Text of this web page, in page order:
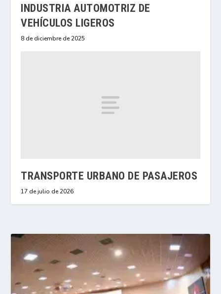
INDUSTRIA AUTOMOTRIZ DE
VEHÍCULOS LIGEROS
8 de diciembre de 2025
TRANSPORTE URBANO DE PASAJEROS
17 de julio de 2026